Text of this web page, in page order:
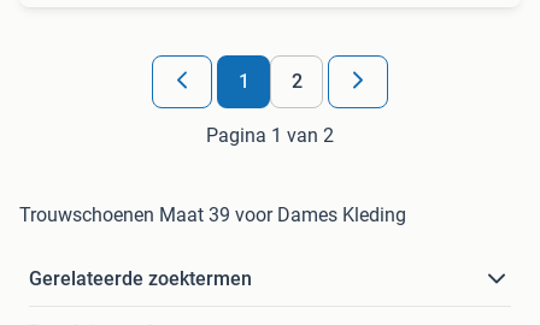
1 2
Pagina 1 van 2
Trouwschoenen Maat 39 voor Dames Kleding
Gerelateerde zoektermen